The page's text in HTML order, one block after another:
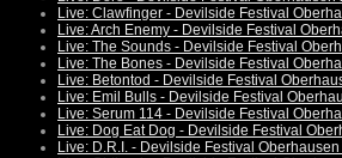
Live: Clawfinger - Devilside Festival
Live: Arch Enemy - Devilside Festival
Live: The Sounds - Devilside Festival
Live: The Bones - Devilside Festival
Live: Betontod - Devilside Festival
Live: Emil Bulls - Devilside Festival
Live: Serum 114 - Devilside Festival
Live: Dog Eat Dog - Devilside Festival
Live: D.R.I. - Devilside Festival